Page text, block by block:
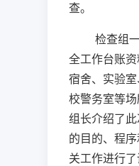
查。
检查组
全工作台账
宿舍、实验
校警务室等
组长介绍了
的目的、程
关工作进行